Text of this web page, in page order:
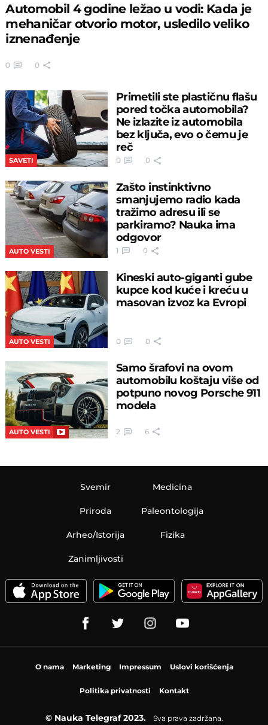
Automobil 4 godine ležao u vodi: Kada je
mehaničar otvorio motor, usledilo veliko
iznenađenje
0 0
SAVETI
Primetili ste plastičnu flašu
pored točka automobila?
Ne izlazite iz automobila
bez ključa, evo o čemu je
reč
0 0
AUTO VESTI
Zašto instinktivno
smanjujemo radio kada
tražimo adresu ili se
parkiramo? Nauka ima
odgovor
1 0
AUTO VESTI
Kineski auto-giganti gube
kupce kod kuće i kreću u
masovan izvoz ka Evropi
0 0
AUTO VESTI
Samo šrafovi na ovom
automobilu koštaju više od
potpuno novog Porsche 911
modela
2 6
Svemir
Priroda
Arheo/Istorija
Medicina
Paleontologija
Fizika
Zanimljivosti
O nama Marketing Impressum Uslovi korišćenja
Politika privatnosti Kontakt
© Nauka Telegraf 2023. Sva prava zadržana.